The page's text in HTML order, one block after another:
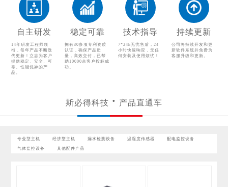
温湿度传感器
配电监控设备
气体监控设备
其他配件产品
自主研发
14年研发工程师领
衔，每年产品不断迭
代更新！立志为客户
提供稳定、安全、可
靠、性能优异的产
品。
稳定可靠
拥有30多项专利资质
认证，确保产品质
量，高效交付，已帮
助10000余客户投标成
功。
技术指导
7*24h无忧售后，24
小时快速响应，无任
何安装及使用烦忧！
持续更新
公司将持续开发和更
新软件系统并免费为
客服升级和更新。
斯必得科技 产品直通车
专业型主机 经济型主机 漏水检测设备 温湿度传感器 配电监控设备
气体监控设备 其他配件产品